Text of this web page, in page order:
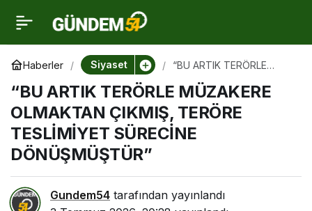
Haberler Siyaset
“BU ARTIK TERÖRLE
ÇIKMIŞ, TERÖRE
TESLİMİYET SÜRECİNE
DÖNÜŞMÜŞTÜR”
“BU ARTIK TERÖRLE MÜZAKERE
OLMAKTAN ÇIKMIŞ, TERÖRE
TESLİMİYET SÜRECİNE
DÖNÜŞMÜŞTÜR”
Gundem54 tarafından yayınlandı
“BU ARTIK TERÖRLE
MÜZAKERE OLMAKTAN
ÇIKMIŞ, TERÖRE
TESLİMİYET SÜRECİNE